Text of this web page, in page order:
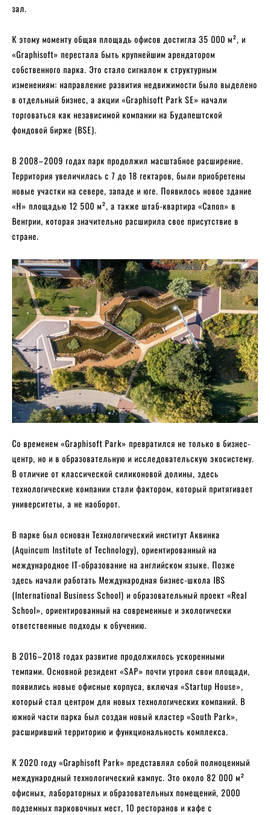
зал.
К этому моменту общая площадь офисов достигла 35 000 м², и
«Graphisoft» перестала быть крупнейшим арендатором
собственного парка. Это стало сигналом к структурным
изменениям: направление развития недвижимости было выделено
в отдельный бизнес, а акции «Graphisoft Park SE» начали
торговаться как независимой компании на Будапештской
фондовой бирже (BSE).
В 2008–2009 годах парк продолжил масштабное расширение.
Территория увеличилась с 7 до 18 гектаров, были приобретены
новые участки на севере, западе и юге. Появилось новое здание
«H» площадью 12 500 м², а также штаб-квартира «Canon» в
Венгрии, которая значительно расширила свое присутствие в
стране.
Со временем «Graphisoft Park» превратился не только в бизнес-
центр, но и в образовательную и исследовательскую экосистему.
В отличие от классической силиконовой долины, здесь
технологические компании стали фактором, который притягивает
университеты, а не наоборот.
В парке был основан Технологический институт Аквинка
(Aquincum Institute of Technology), ориентированный на
международное IT-образование на английском языке. Позже
здесь начали работать Международная бизнес-школа IBS
(International Business School) и образовательный проект «Real
School», ориентированный на современные и экологически
ответственные подходы к обучению.
В 2016–2018 годах развитие продолжилось ускоренными
темпами. Основной резидент «SAP» почти утроил свои площади,
появились новые офисные корпуса, включая «Startup House»,
который стал центром для новых технологических компаний. В
южной части парка был создан новый кластер «South Park»,
расширивший территорию и функциональность комплекса.
К 2020 году «Graphisoft Park» представлял собой полноценный
международный технологический кампус. Это около 82 000 м²
офисных, лабораторных и образовательных помещений, 2000
подземных парковочных мест, 10 ресторанов и кафе с